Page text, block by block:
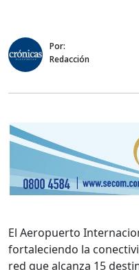
Por:
Redacción
El Aeropuerto
fortaleciendo la
red que alcanza 15